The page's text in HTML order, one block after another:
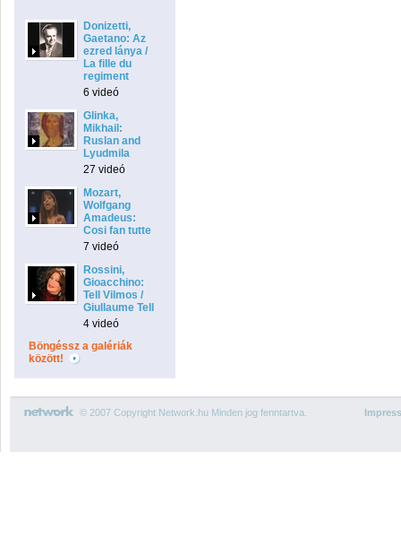
Donizetti,
Gaetano: Az
ezred lánya /
La fille du
regiment
6 videó
Glinka,
Mikhail:
Ruslan and
Lyudmila
27 videó
Mozart,
Wolfgang
Amadeus:
Cosi fan tutte
7 videó
Rossini,
Gioacchino:
Tell Vilmos /
Giullaume Tell
4 videó
Böngéssz a galériák
között!
© 2007 Copyright Network.hu Minden jog fenntartva.